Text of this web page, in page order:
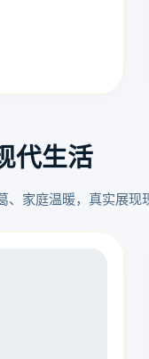
代生活
、家庭温暖，真实展现